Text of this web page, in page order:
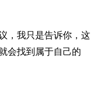
，我只是告诉你，这
会找到属于自己的